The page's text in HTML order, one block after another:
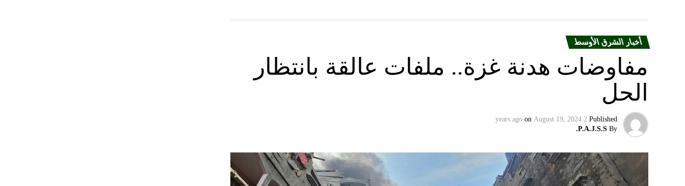
أخبار الشرق الأوسط
مفاوضات هدنة غزة.. ملفات عالقة بانتظار
الحل
Published
2 years ago
on August 19, 2024
By
P.A.J.S.S.